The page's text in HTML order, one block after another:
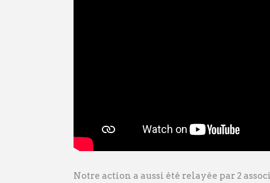
Notre action a aussi été relayée par 2